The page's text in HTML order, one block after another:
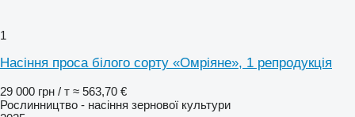
1
Насіння проса білого сорту «Омріяне», 1 репродукція
29 000 грн / т ≈ 563,70 €
Рослинництво - насіння зернової культури